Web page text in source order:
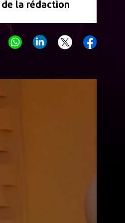
la rédaction